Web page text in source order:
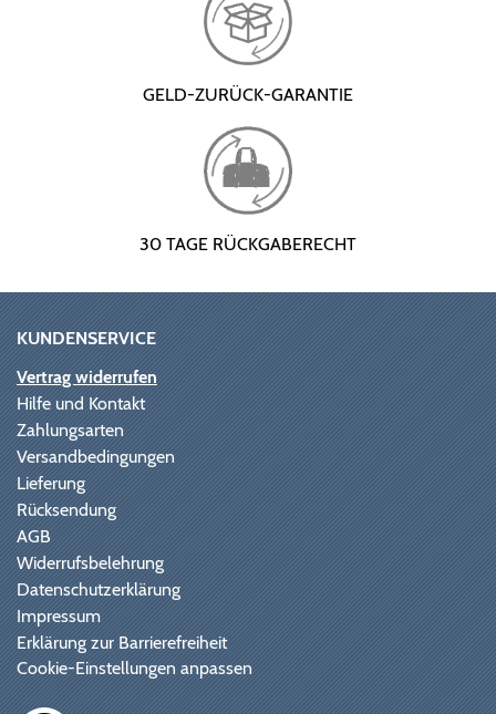
GELD-ZURÜCK-GARANTIE
30 TAGE RÜCKGABERECHT
KUNDENSERVICE
Vertrag widerrufen
Hilfe und Kontakt
Zahlungsarten
Versandbedingungen
Lieferung
Rücksendung
AGB
Widerrufsbelehrung
Datenschutzerklärung
Impressum
Erklärung zur Barrierefreiheit
Cookie-Einstellungen anpassen